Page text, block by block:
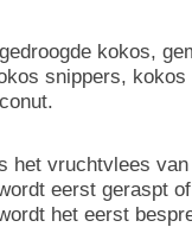
kokos,
snippers,
het vruchtvlees van
eerst geraspt
het eerst